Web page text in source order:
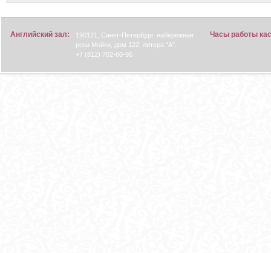
Английский зал:
190121, Санкт-Петербург, набережная
реки Мойки, дом 122, литера "А".
+7 (812) 702-60-96
Часы работы